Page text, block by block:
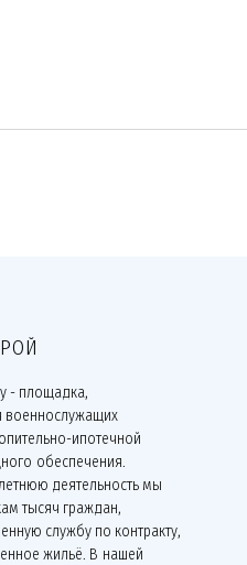
- площадка,
ипотечной
обеспечения.
деятельность мы
тысяч граждан,
службу по контракту,
жильё. В нашей